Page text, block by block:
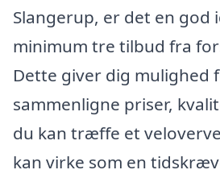
Slangerup, er det en god
minimum tre tilbud fra
Dette giver dig mulighed
sammenligne priser,
du kan træffe et
kan virke som en